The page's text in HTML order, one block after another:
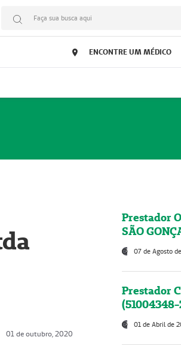
Faça sua busca aqui
ENCONTRE UM MÉDICO
01 de outubro, 2020
Prestador
SÃO
07 de Agosto
Prestador
01 de Abril de